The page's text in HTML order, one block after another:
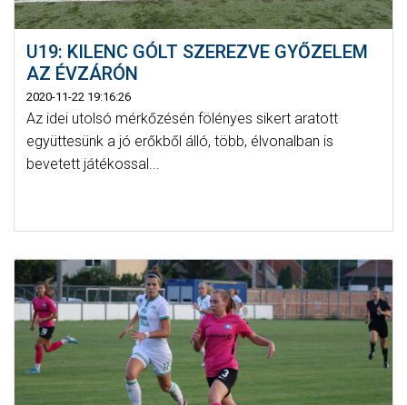
U19: KILENC GÓLT SZEREZVE GYŐZELEM
AZ ÉVZÁRÓN
2020-11-22 19:16:26
Az idei utolsó mérkőzésén fölényes sikert aratott
együttesünk a jó erőkből álló, több, élvonalban is
bevetett játékossal...